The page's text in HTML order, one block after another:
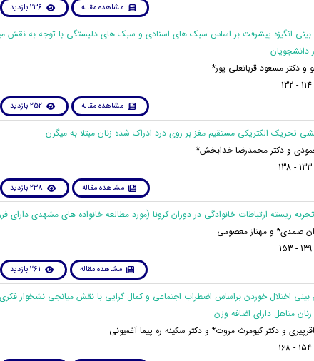
مشاهده مقاله 236 بازدید
بینی انگیزه پیشرفت بر اساس سبک های اسنادی و سبک های دلبستگی با توجه به نقش
دانشجویان
و دکتر مسعود قربانعلی پور*
مشاهده مقاله 252 بازدید
و دکتر محمدرضا خدابخش*
مشاهده مقاله 238 بازدید
صمدی* و مهناز معصومی
مشاهده مقاله 261 بازدید
بینی اختلال خوردن براساس اضطراب اجتماعی و کمال گرایی با نقش میانجی نشخوار فکری
متاهل دارای اضافه وزن
و دکتر کیومرث مروت* و دکتر سکینه ره پیما آغمیونی